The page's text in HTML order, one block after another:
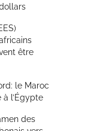
être
le Maroc
l’Égypte
des